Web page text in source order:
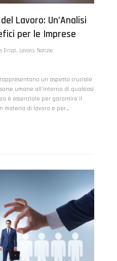
Lavoro: Un’Analisi
per le Imprese
Brizzi, Lavoro, Notizie
un aspetto cruciale
umane all'interno di qualsiasi
è essenziale per garantire il
materia di lavoro e per…